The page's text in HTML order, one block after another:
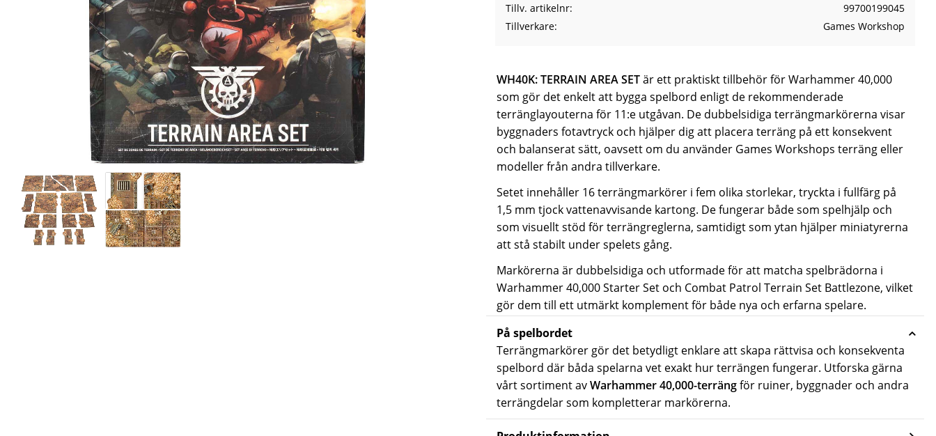
Tillv. artikelnr
99700199045
Tillverkare
Games Workshop
WH40K: TERRAIN AREA SETär ett praktiskt tillbehör för Warhammer 40,000
som gör det enkelt att bygga spelbord enligt de rekommenderade
terränglayouterna för 11:e utgåvan. De dubbelsidiga terrängmarkörerna visar
byggnaders fotavtryck och hjälper dig att placera terräng på ett konsekvent
och balanserat sätt, oavsett om du använder Games Workshops terräng eller
modeller från andra tillverkare.
Setet innehåller 16 terrängmarkörer i fem olika storlekar, tryckta i fullfärg på
1,5 mm tjock vattenavvisande kartong. De fungerar både som spelhjälp och
som visuellt stöd för terrängreglerna, samtidigt som ytan hjälper miniatyrerna
att stå stabilt under spelets gång.
Markörerna är dubbelsidiga och utformade för att matcha spelbrädorna i
Warhammer 40,000 Starter Set och Combat Patrol Terrain Set Battlezone, vilket
gör dem till ett utmärkt komplement för både nya och erfarna spelare.
På spelbordet
Terrängmarkörer gör det betydligt enklare att skapa rättvisa och konsekventa
spelbord där båda spelarna vet exakt hur terrängen fungerar. Utforska gärna
vårt sortiment avWarhammer 40,000-terrängför ruiner, byggnader och andra
terrängdelar som kompletterar markörerna.